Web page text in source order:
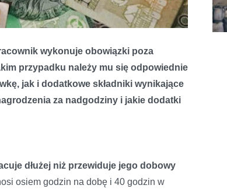
wykonuje obowiązki poza
przypadku należy mu się odpowiednie
jak i dodatkowe składniki wynikające
za nadgodziny i jakie dodatki
dłużej niż przewiduje jego dobowy
osiem godzin na dobę i 40 godzin w